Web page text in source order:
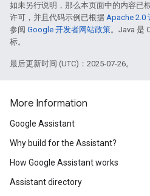
如未另行说明，那么本页面中的内容已
许可，并且代码示例已根据 Apache 2.0
参阅 Google 开发者网站政策。Java 是
标。
最后更新时间 (UTC)：2025-07-26。
More Information
Google Assistant
Why build for the Assistant?
How Google Assistant works
Assistant directory